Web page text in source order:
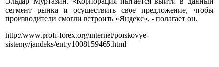
сегмент рынка и осуществить свое предложение, чтобы
производители смогли встроить «Яндекс», - полагает он.
http://www.profi-forex.org/internet/poiskovye-
sistemy/jandeks/entry1008159465.html